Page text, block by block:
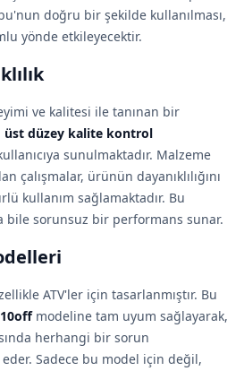
doğru bir şekilde kullanılması,
yönde etkileyecektir.
ve kalitesi ile tanınan bir
üst düzey kalite kontrol
sunulmaktadır. Malzeme
çalışmalar, ürünün dayanıklılığını
kullanım sağlamaktadır. Bu
bile sorunsuz bir performans sunar.
ATV'ler için tasarlanmıştır. Bu
modeline tam uyum sağlayarak,
herhangi bir sorun
Sadece bu model için değil,